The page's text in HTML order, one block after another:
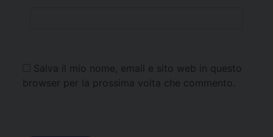
Salva il mio nome, email e sito web in questo
browser per la prossima volta che commento.